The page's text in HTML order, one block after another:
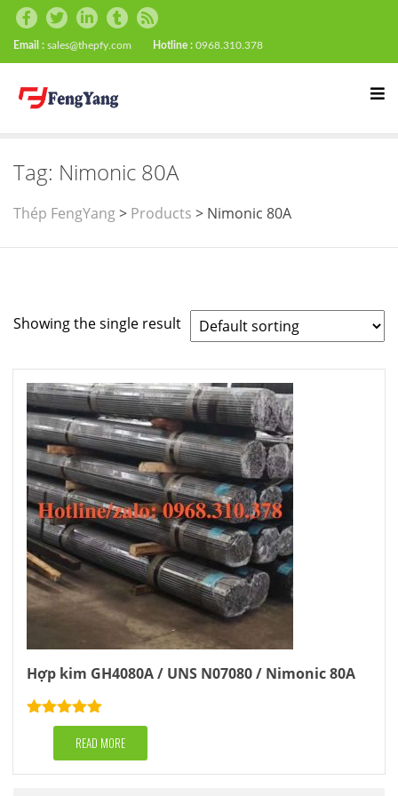
Email : sales@thepfy.com Hotline : 0968.310.378
Tag: Nimonic 80A
Thép FengYang> Products > Nimonic 80A
Showing the single result
Hợp kim GH4080A / UNS N07080 / Nimonic 80A
Rated5.00
out of 5READ MORE